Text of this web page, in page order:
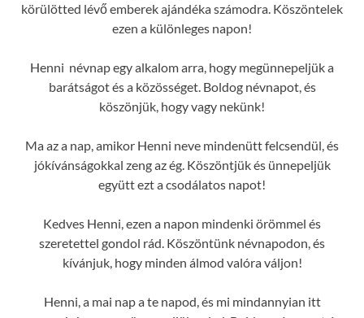
körülötted lévő emberek ajándéka számodra. Köszöntelek
ezen a különleges napon!
Henni névnap egy alkalom arra, hogy megünnepeljük a
barátságot és a közösséget. Boldog névnapot, és
köszönjük, hogy vagy nekünk!
Ma az a nap, amikor Henni neve mindenütt felcsendül, és
jókívánságokkal zeng az ég. Köszöntjük és ünnepeljük
együtt ezt a csodálatos napot!
Kedves Henni, ezen a napon mindenki örömmel és
szeretettel gondol rád. Köszöntünk névnapodon, és
kívánjuk, hogy minden álmod valóra váljon!
Henni, a mai nap a te napod, és mi mindannyian itt